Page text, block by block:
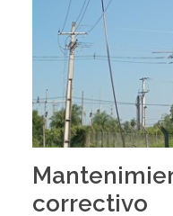
correctivo